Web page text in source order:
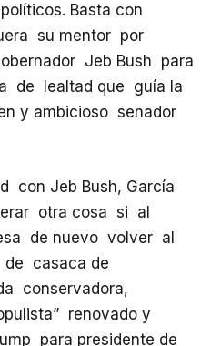
Basta con
su mentor por
Jeb Bush para
de lealtad que guía la
y ambicioso senador
con Jeb Bush, García
otra cosa si al
de nuevo volver al
de casaca de
conservadora,
renovado y
para presidente de